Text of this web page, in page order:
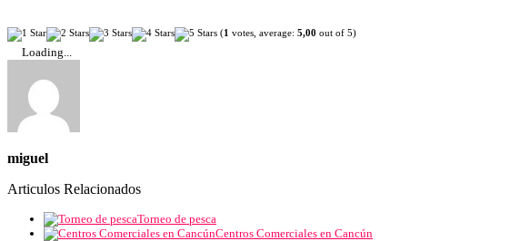
(1 votes, average: 5,00 out of 5)
Loading...
miguel
Articulos Relacionados
Torneo de pesca
Centros Comerciales en Cancún